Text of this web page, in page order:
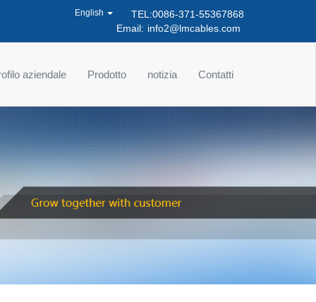
TEL:0086-371-55367868
Email: info2@lmcables.com
English
aziendale Prodotto notizia Contatti